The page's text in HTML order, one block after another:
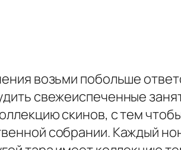
возьми побольше
свежеиспеченные
скинов, с тем
собрании. Каждый